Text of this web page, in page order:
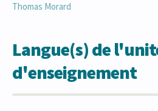
Thomas Morard
Langue(s) de
d'enseignement